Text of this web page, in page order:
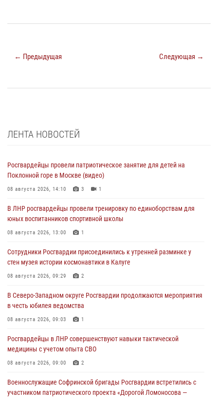
← Предыдущая Следующая →
ЛЕНТА НОВОСТЕЙ
Росгвардейцы провели патриотическое занятие для детей на
Поклонной горе в Москве (видео)
08 августа 2026, 14:10 3 1
В ЛНР росгвардейцы провели тренировку по единоборствам для
юных воспитанников спортивной школы
08 августа 2026, 13:00 1
Сотрудники Росгвардии присоединились к утренней разминке у
стен музея истории космонавтики в Калуге
08 августа 2026, 09:29 2
В Северо-Западном округе Росгвардии продолжаются мероприятия
в честь юбилея ведомства
08 августа 2026, 09:03 1
Росгвардейцы в ЛНР совершенствуют навыки тактической
медицины с учетом опыта СВО
08 августа 2026, 09:00 2
Военнослужащие Софринской бригады Росгвардии встретились с
участником патриотического проекта «Дорогой Ломоносова —